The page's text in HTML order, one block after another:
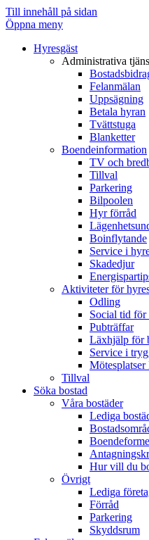
Observera:
Denna
innehåller
tillgänglighetssystem.
tillgänglighetsmeny.
Till innehåll på sidan
Öppna meny
Hyresgäst
Administrativa
Felanmälan
Uppsägning
Betala hyran
Tvättstuga
Blanketter
Boendeinformation
TV och
Tillval
Parkering
Bilpoolen
Hyr förråd
Boinflytande
Service i
Skadedjur
Aktiviteter för
Odling
Social tid för
Pubträffar
Läxhjälp för
Service i
Tillval
Söka bostad
Våra bostäder
Lediga
Hur vill du
Övrigt
Lediga
Förråd
Parkering
Skyddsrum